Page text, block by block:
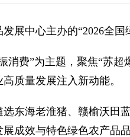
展中心主办的“2026全
消费”为主题，聚焦“苏
质量发展注入新动能。
东海老淮猪、赣榆沃田
成效与特色绿色农产品